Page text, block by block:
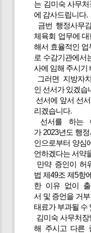
는 김미숙 사무
에 감사드립니다.
금번 행정사무
체육회 업무에
해서 효율적인 업
로 수감기관에서
사에 임해 주시기
그러면 지방자
인 선서가 있겠습
선서에 앞서 선
리겠습니다.
선서를 하는
가 2023년도 행
인으로부터 양심
언하겠다는 서약
만약 증인이 허
법 제49조 제5항
한 이유 없이 출
서 및 증언을 거
태료가 부과될 수
김미숙 사무처
해 주시고 다른